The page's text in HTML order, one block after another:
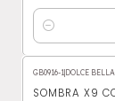
Cantidad
GB0916-1 DOLCE BELLA
SOMBRA X9